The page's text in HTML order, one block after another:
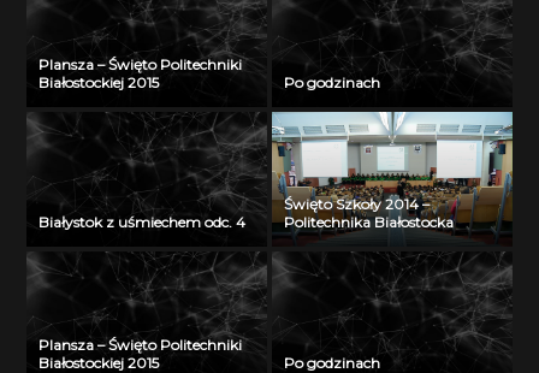
Plansza – Święto Politechniki
Białostockiej 2015
Po godzinach
Białystok z uśmiechem odc. 4
Święto Szkoły 2014 –
Politechnika Białostocka
Plansza – Święto Politechniki
Białostockiej 2015
Po godzinach